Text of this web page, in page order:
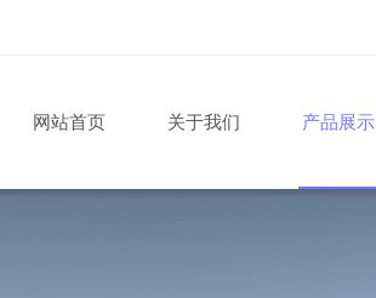
网站首页 关于我们 产品展示